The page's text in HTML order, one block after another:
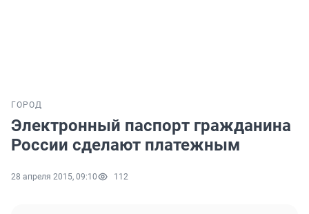
ГОРОД
Электронный паспорт гражданина
России сделают платежным
28 апреля 2015, 09:10 112